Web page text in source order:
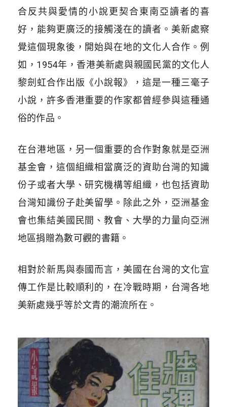
合反共與愛情的小說更契合東南亞讀者的喜
好，能夠更廣泛的接觸淺在的讀者。美新處察
覺這個現象後，開始與在地的文化人合作。例
如，1954年，香港美新處與親國民黨的文化人
黎劍虹合作出版《小說報》，這是一種三毫子
小說，許多香港重要的作家都曾經參與這種通
俗的作品。
在台港地區，另一個重要的合作對象就是亞洲
基金會，這個組織相當廣泛的資助台灣的知識
份子或者大學、研究機構等組織，也包括資助
台灣知識份子赴美留學。除此之外，亞洲基金
會也集結美國民間、教會、大學的力量向亞洲
地區捐贈為數可觀的書籍。
相對於新馬與泰國而言，美國在台灣的文化宣
傳工作是比較順利的，在冷戰時期，台灣各地
美新處幾乎等於文青的潮流所在。